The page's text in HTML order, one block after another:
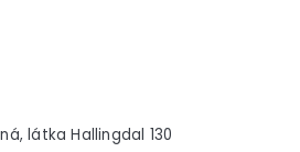
látka Hallingdal 130